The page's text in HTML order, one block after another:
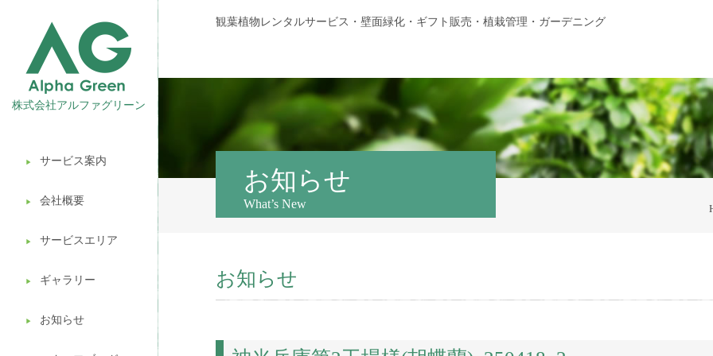
株式会社アルファグリーン
▶︎ サービス案内
▶︎ 会社概要
▶︎ サービスエリア
▶︎ ギャラリー
▶︎ お知らせ
観葉植物レンタル
壁面緑化
ギフト販売
造園ガーデニング
植木処分
観葉植物レンタルサービス・壁面緑化・ギフト販売・植栽管理・ガーデニング
お知らせ
What’s New
お知らせ